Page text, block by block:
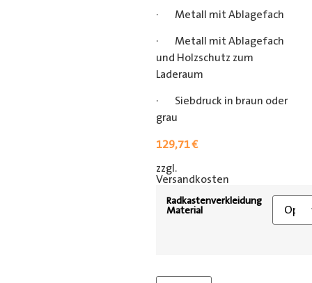
· Metall mit Ablagefach
· Metall mit Ablagefach
und Holzschutz zum
Laderaum
· Siebdruck in braun oder
grau
129,71€
zzgl.
Versandkosten
Radkastenverkleidung
Material